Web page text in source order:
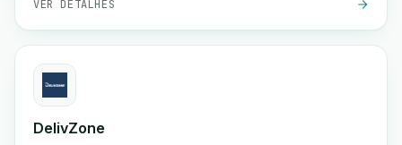
expedição rápida e logística fiável de última milha para
garantir que as encomendas chegam aos clientes a
tempo.
VER DETALHES
DelivZone